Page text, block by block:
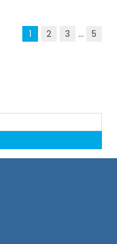
1 2 3 ... 5